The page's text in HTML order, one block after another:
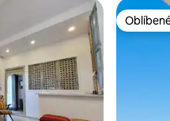
u hostů